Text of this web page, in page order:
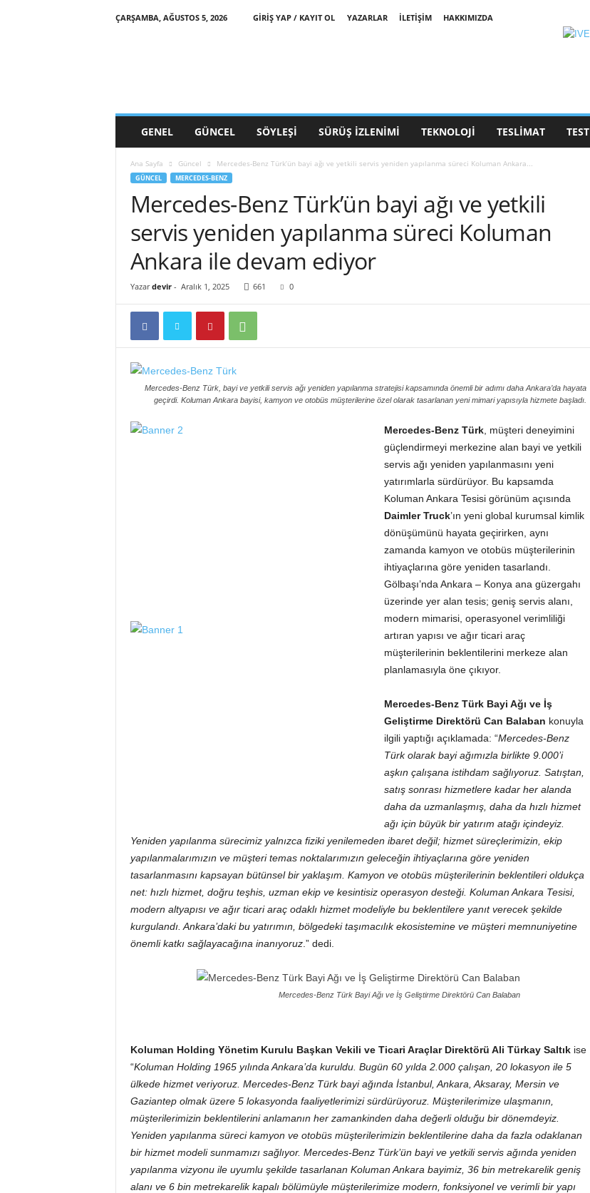
ÇARŞAMBA, AĞUSTOS 5, 2026 GIRIŞ YAP / KAYIT OL YAZARLAR İLETIŞIM
HAKKIMIZDA
GENEL GÜNCEL SÖYLEŞI SÜRÜŞ İZLENIMI TEKNOLOJI TESLIMAT TEST
Ana Sayfa Güncel Mercedes-Benz Türk’ün bayi ağı ve yetkili servis yeniden yapılanma süreci Koluman Ankara...
GÜNCEL MERCEDES-BENZ
Mercedes-Benz Türk’ün bayi ağı ve yetkili
servis yeniden yapılanma süreci Koluman
Ankara ile devam ediyor
Yazar devir- Aralık 1, 2025 661 0
Mercedes-Benz Türk, bayi ve yetkili servis ağı yeniden yapılanma stratejisi kapsamında önemli bir adımı daha Ankara’da hayata
geçirdi. Koluman Ankara bayisi, kamyon ve otobüs müşterilerine özel olarak tasarlanan yeni mimari yapısıyla hizmete başladı.
Mercedes-Benz Türk, müşteri deneyimini
güçlendirmeyi merkezine alan bayi ve yetkili
servis ağı yeniden yapılanmasını yeni
yatırımlarla sürdürüyor. Bu kapsamda
Koluman Ankara Tesisi görünüm açısında
Daimler Truck’ın yeni global kurumsal kimlik
dönüşümünü hayata geçirirken, aynı
zamanda kamyon ve otobüs müşterilerinin
ihtiyaçlarına göre yeniden tasarlandı.
Gölbaşı’nda Ankara – Konya ana güzergahı
üzerinde yer alan tesis; geniş servis alanı,
modern mimarisi, operasyonel verimliliği
artıran yapısı ve ağır ticari araç
müşterilerinin beklentilerini merkeze alan
planlamasıyla öne çıkıyor.
Mercedes-Benz Türk Bayi Ağı ve İş
Geliştirme Direktörü Can Balaban konuyla
ilgili yaptığı açıklamada: “Mercedes-Benz
Türk olarak bayi ağımızla birlikte 9.000’i
aşkın çalışana istihdam sağlıyoruz. Satıştan,
satış sonrası hizmetlere kadar her alanda
daha da uzmanlaşmış, daha da hızlı hizmet
ağı için büyük bir yatırım atağı içindeyiz.
Yeniden yapılanma sürecimiz yalnızca fiziki yenilemeden ibaret değil; hizmet süreçlerimizin, ekip
yapılanmalarımızın ve müşteri temas noktalarımızın geleceğin ihtiyaçlarına göre yeniden
tasarlanmasını kapsayan bütünsel bir yaklaşım. Kamyon ve otobüs müşterilerinin beklentileri oldukça
net: hızlı hizmet, doğru teşhis, uzman ekip ve kesintisiz operasyon desteği. Koluman Ankara Tesisi,
modern altyapısı ve ağır ticari araç odaklı hizmet modeliyle bu beklentilere yanıt verecek şekilde
kurgulandı. Ankara’daki bu yatırımın, bölgedeki taşımacılık ekosistemine ve müşteri memnuniyetine
önemli katkı sağlayacağına inanıyoruz.” dedi.
Mercedes-Benz Türk Bayi Ağı ve İş Geliştirme Direktörü Can Balaban
Koluman Holding Yönetim Kurulu Başkan Vekili ve Ticari Araçlar Direktörü Ali Türkay Saltıkise
“Koluman Holding 1965 yılında Ankara’da kuruldu. Bugün 60 yılda 2.000 çalışan, 20 lokasyon ile 5
ülkede hizmet veriyoruz. Mercedes-Benz Türk bayi ağında İstanbul, Ankara, Aksaray, Mersin ve
Gaziantep olmak üzere 5 lokasyonda faaliyetlerimizi sürdürüyoruz. Müşterilerimize ulaşmanın,
müşterilerimizin beklentilerini anlamanın her zamankinden daha değerli olduğu bir dönemdeyiz.
Yeniden yapılanma süreci kamyon ve otobüs müşterilerimizin beklentilerine daha da fazla odaklanan
bir hizmet modeli sunmamızı sağlıyor. Mercedes-Benz Türk’ün bayi ve yetkili servis ağında yeniden
yapılanma vizyonu ile uyumlu şekilde tasarlanan Koluman Ankara bayimiz, 36 bin metrekarelik geniş
alanı ve 6 bin metrekarelik kapalı bölümüyle müşterilerimize modern, fonksiyonel ve verimli bir yapı